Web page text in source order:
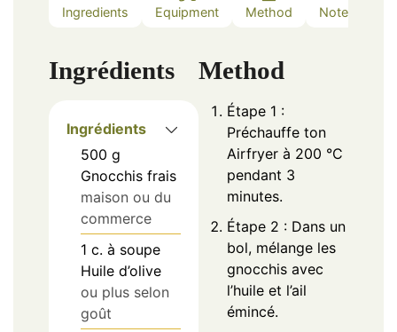
Ingredients Equipment Method Notes
Ingrédients
Ingrédients
500 g
Gnocchis frais
maison ou du
commerce
1 c. à soupe
Huile d’olive
ou plus selon
goût
Method
Étape 1 :
Préchauffe ton
Airfryer à 200 °C
pendant 3
minutes.
Étape 2 : Dans un
bol, mélange les
gnocchis avec
l’huile et l’ail
émincé.